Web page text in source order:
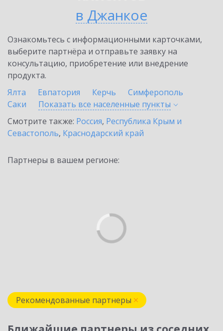
в Джанкое
Ознакомьтесь с информационными карточками,
выберите партнёра и отправьте заявку на
консультацию, приобретение или внедрение
продукта.
Ялта
Евпатория Керчь
Симферополь
Саки
Показать все населенные пункты
Смотрите также: Россия, Республика Крым и
Севастополь, Краснодарский край
Партнеры в вашем регионе:
Рекомендованные партнеры